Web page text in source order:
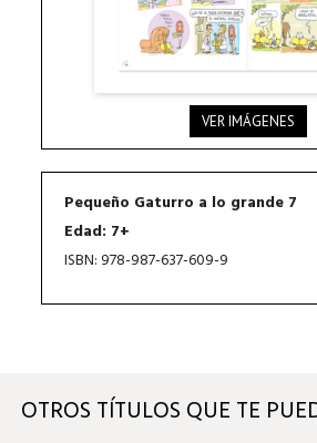
VER IMÁGENES
Pequeño Gaturro a lo grande 7
Edad: 7+
ISBN: 978-987-637-609-9
OTROS TÍTULOS QUE TE